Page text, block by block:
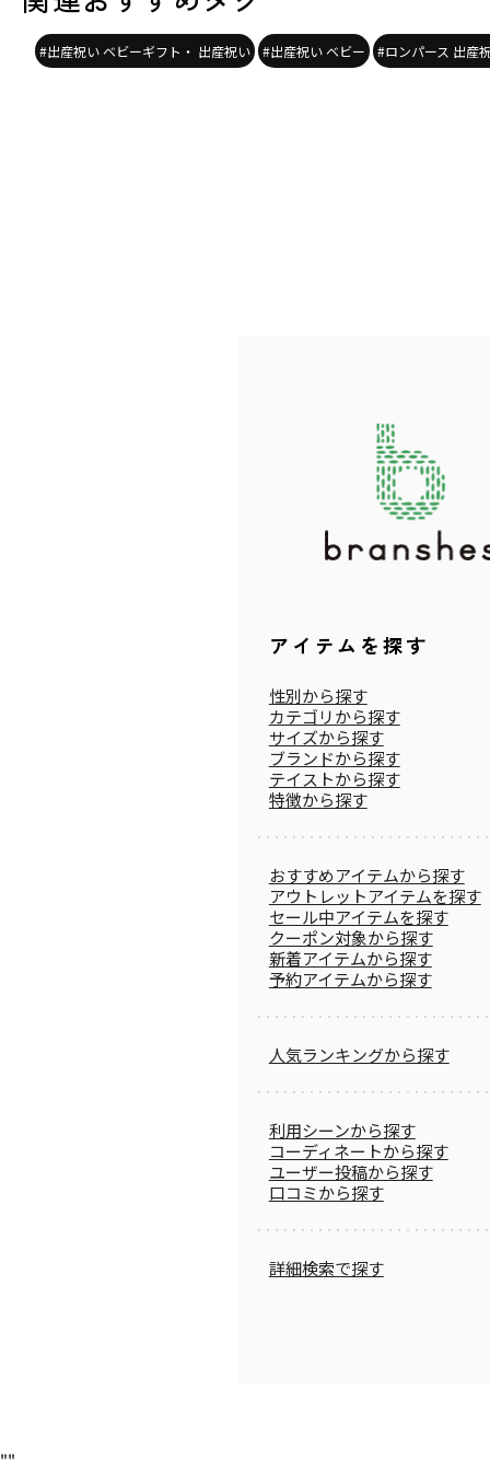
#出産祝い ベビーギフト・ 出産祝い #出産祝い ベビー #ロンパース 出産
アイテムを探す
性別から探す
カテゴリから探す
サイズから探す
ブランドから探す
テイストから探す
特徴から探す
おすすめアイテムから探す
アウトレットアイテムを探す
セール中アイテムを探す
クーポン対象から探す
新着アイテムから探す
予約アイテムから探す
人気ランキングから探す
利用シーンから探す
コーディネートから探す
ユーザー投稿から探す
口コミから探す
詳細検索で探す
""